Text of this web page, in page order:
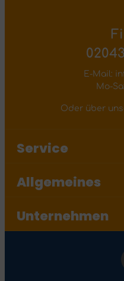
E-Mail:
Mo-
Oder über
Service
Allgemeines
Unternehmen